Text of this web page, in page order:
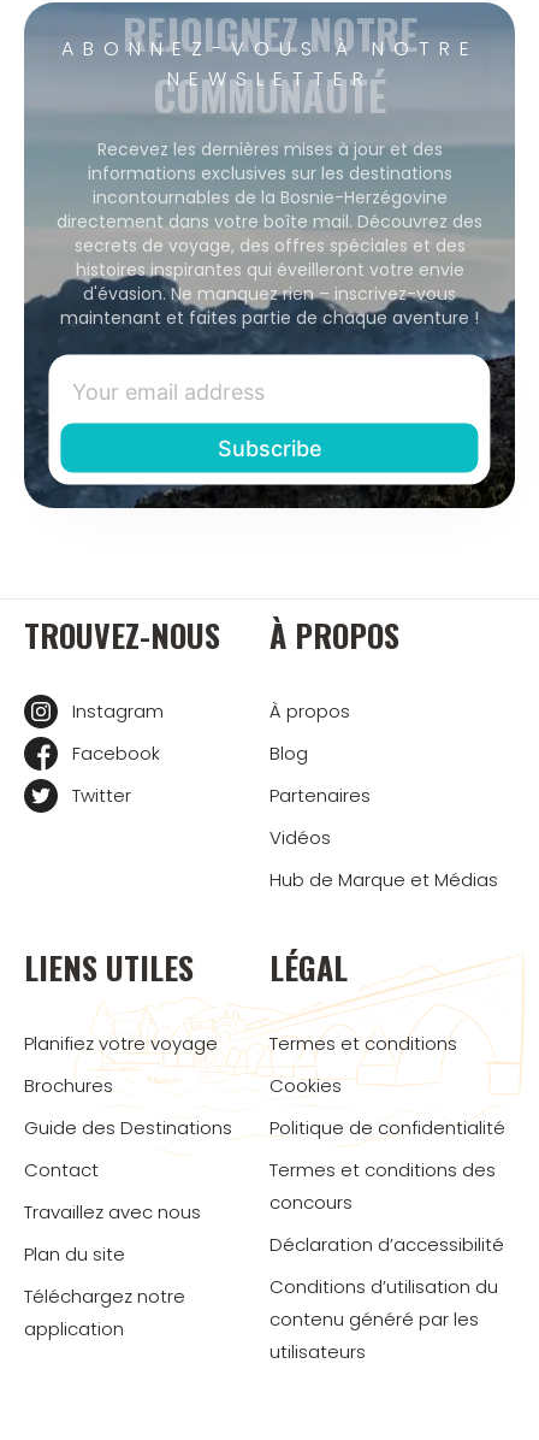
ABONNEZ-VOUS À NOTRE
NEWSLETTER
REJOIGNEZ NOTRE
COMMUNAUTÉ
Recevez les dernières mises à jour et des
informations exclusives sur les destinations
incontournables de la Bosnie-Herzégovine
directement dans votre boîte mail. Découvrez des
secrets de voyage, des offres spéciales et des
histoires inspirantes qui éveilleront votre envie
d'évasion. Ne manquez rien – inscrivez-vous
maintenant et faites partie de chaque aventure !
TROUVEZ-NOUS
Instagram
Facebook
Twitter
À PROPOS
À propos
Blog
Partenaires
Vidéos
Hub de Marque et Médias
LIENS UTILES
Planifiez votre voyage
Brochures
Guide des Destinations
Contact
Travaillez avec nous
Plan du site
Téléchargez notre
application
LÉGAL
Termes et conditions
Cookies
Politique de confidentialité
Termes et conditions des
concours
Déclaration d’accessibilité
Conditions d’utilisation du
contenu généré par les
utilisateurs